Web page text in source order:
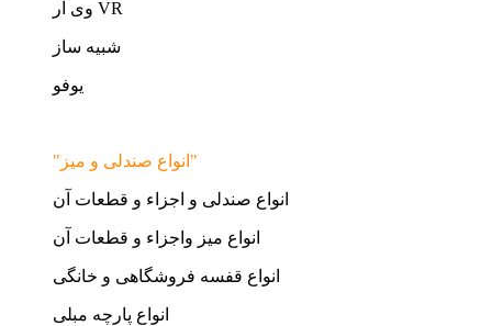
وی آر VR
شبیه ساز
یوفو
"انواع صندلی و میز"
انواع صندلی و اجزاء و قطعات آن
انواع میز واجزاء و قطعات آن
انواع قفسه فروشگاهی و خانگی
انواع پارچه مبلی